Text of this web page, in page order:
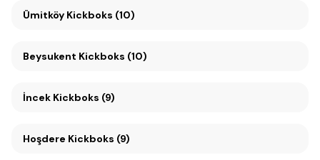
Ümitköy Kickboks (10)
Beysukent Kickboks (10)
İncek Kickboks (9)
Hoşdere Kickboks (9)